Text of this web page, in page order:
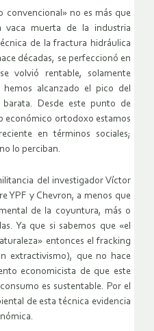
convencional» no es más que
muerta de la industria
de la fractura hidráulica
décadas, se perfeccionó en
volvió rentable, solamente
alcanzado el pico del
Desde este punto de
económico ortodoxo estamos
en términos sociales;
lo perciban.
del investigador Víctor
YPF y Chevron, a menos que
de la coyuntura, más o
Ya que si sabemos que «el
entonces el fracking
extractivismo), que no hace
economicista de que este
es sustentable. Por el
de esta técnica evidencia